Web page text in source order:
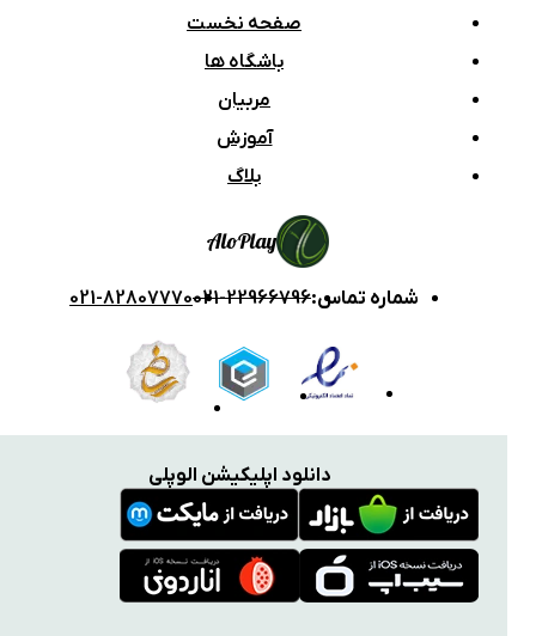
صفحه نخست
باشگاه ها
مربیان
آموزش
بلاگ
AloPlay
شماره تماس:
021-22966796
021-82807770
دانلود اپلیکیشن الوپلی